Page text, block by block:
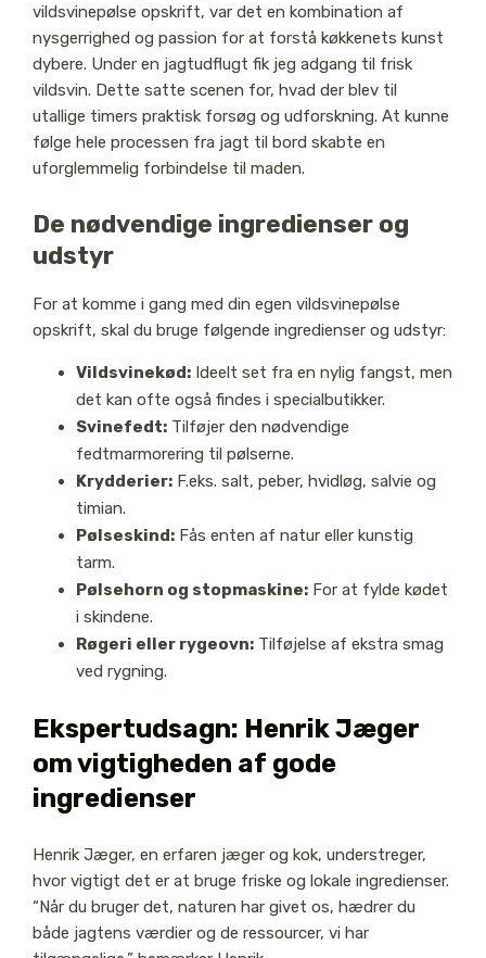
vildsvinepølse opskrift, var det en kombination af
nysgerrighed og passion for at forstå køkkenets kunst
dybere. Under en jagtudflugt fik jeg adgang til frisk
vildsvin. Dette satte scenen for, hvad der blev til
utallige timers praktisk forsøg og udforskning. At kunne
følge hele processen fra jagt til bord skabte en
uforglemmelig forbindelse til maden.
De nødvendige ingredienser og
udstyr
For at komme i gang med din egen vildsvinepølse
opskrift, skal du bruge følgende ingredienser og udstyr:
Vildsvinekød:Ideelt set fra en nylig fangst, men
det kan ofte også findes i specialbutikker.
Svinefedt:Tilføjer den nødvendige
fedtmarmorering til pølserne.
Krydderier:F.eks. salt, peber, hvidløg, salvie og
timian.
Pølseskind:Fås enten af natur eller kunstig
tarm.
Pølsehorn og stopmaskine:For at fylde kødet
i skindene.
Røgeri eller rygeovn:Tilføjelse af ekstra smag
ved rygning.
Ekspertudsagn: Henrik Jæger
om vigtigheden af gode
ingredienser
Henrik Jæger, en erfaren jæger og kok, understreger,
hvor vigtigt det er at bruge friske og lokale ingredienser.
“Når du bruger det, naturen har givet os, hædrer du
både jagtens værdier og de ressourcer, vi har